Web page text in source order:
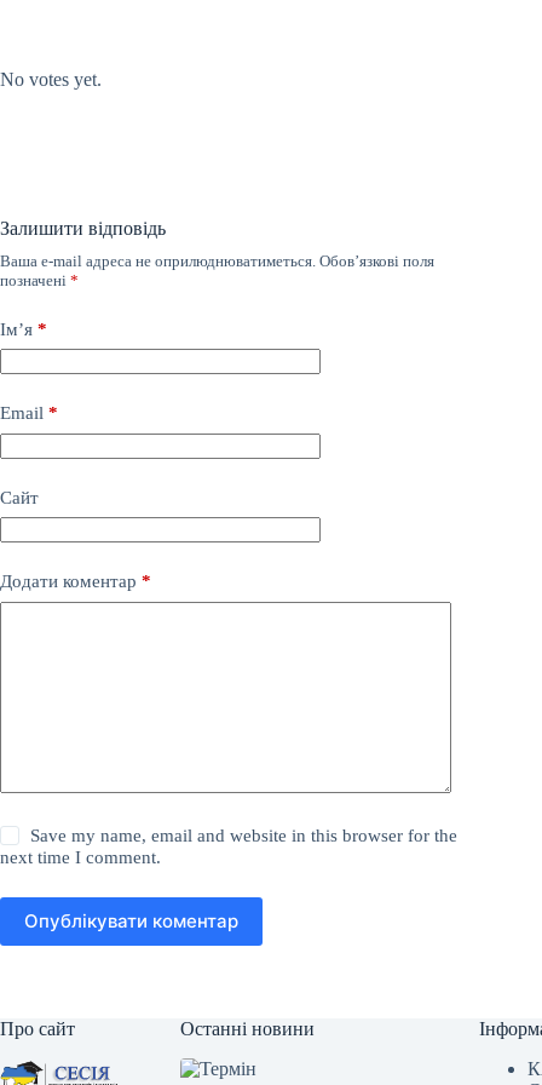
No votes yet.
Залишити відповідь
Ваша e-mail адреса не оприлюднюватиметься. Обов’язкові поля
позначені *
Ім’я *
Email *
Сайт
Додати коментар *
Save my name, email and website in this browser for the
next time I comment.
Опублікувати коментар
Про сайт Останні новини